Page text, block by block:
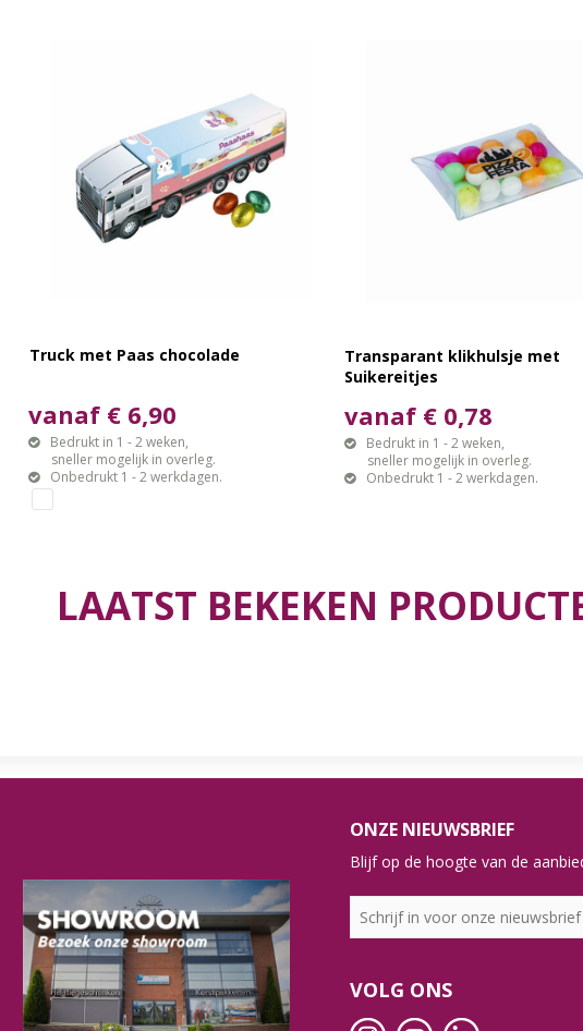
Truck met Paas chocolade
vanaf € 6,90
Bedrukt in 1 - 2 weken,
sneller mogelijk in overleg.
Onbedrukt 1 - 2 werkdagen.
Transparant klikhulsje met
Suikereitjes
vanaf € 0,78
Bedrukt in 1 - 2 weken,
sneller mogelijk in overleg.
Onbedrukt 1 - 2 werkdagen.
LAATST BEKEKEN
ONZE NIEUWSBRIEF
Blijf op de hoogte van de
VOLG ONS